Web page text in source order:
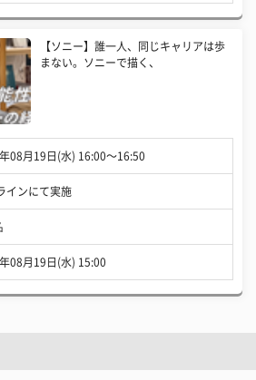
【ソニー】誰一人、同じキャリアは歩
まない。ソニーで描く、
08月19日(水) 16:00〜16:50
インにて実施
08月19日(水) 15:00